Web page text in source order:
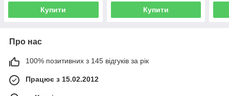
Купити Купити
Про нас
100% позитивних з 145 відгуків за рік
Працює з 15.02.2012